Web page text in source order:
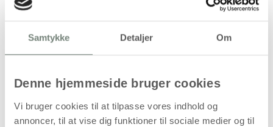
Samtykke Detaljer Om
Denne hjemmeside bruger cookies
Vi bruger cookies til at tilpasse vores indhold og
annoncer, til at vise dig funktioner til sociale medier og til
1 stk 149,94 kr.
stk